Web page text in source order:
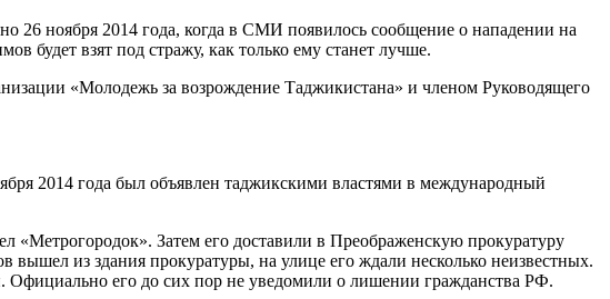
26 ноября 2014 года, когда в СМИ появилось сообщение о нападении на
будет взят под стражу, как только ему станет лучше.
«Молодежь за возрождение Таджикистана» и членом Руководящего
2014 года был объявлен таджикскими властями в международный
«Метрогородок». Затем его доставили в Преображенскую прокуратуру
из здания прокуратуры, на улице его ждали несколько неизвестных.
Официально его до сих пор не уведомили о лишении гражданства РФ.